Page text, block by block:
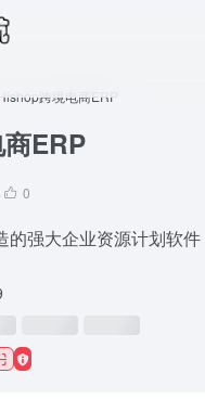
跨境电商ERP
ERP
0
的强大企业资源计划软件